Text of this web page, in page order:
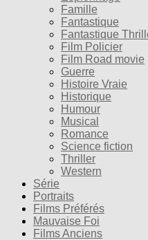
Famille
Fantastique
Fantastique
Film Policier
Film Road movie
Guerre
Histoire Vraie
Historique
Humour
Musical
Romance
Science fiction
Thriller
Western
Série
Portraits
Films Préférés
Mauvaise Foi
Films Anciens